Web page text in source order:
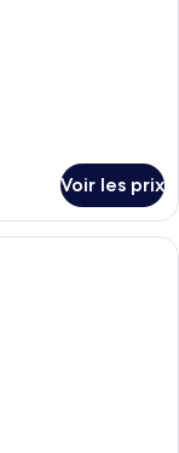
Voir les prix
2 lits une place